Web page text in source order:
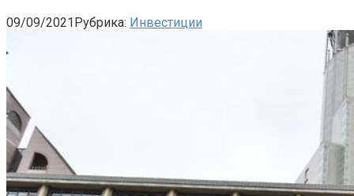
09/09/2021Рубрика: Инвестиции